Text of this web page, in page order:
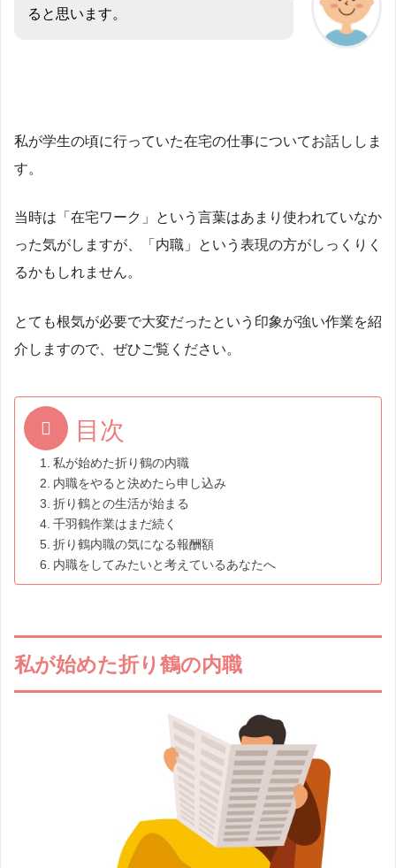
ると思います。
私が学生の頃に行っていた在宅の仕事についてお話ししま
す。
当時は「在宅ワーク」という言葉はあまり使われていなか
った気がしますが、「内職」という表現の方がしっくりく
るかもしれません。
とても根気が必要で大変だったという印象が強い作業を紹
介しますので、ぜひご覧ください。
目次
私が始めた折り鶴の内職
内職をやると決めたら申し込み
折り鶴との生活が始まる
千羽鶴作業はまだ続く
折り鶴内職の気になる報酬額
内職をしてみたいと考えているあなたへ
私が始めた折り鶴の内職